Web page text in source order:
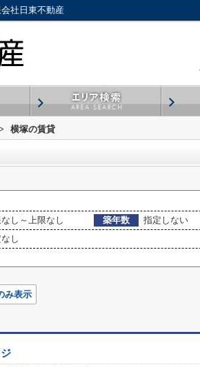
社日東不動産
横塚の賃貸
し～上限なし 築年数
指定しない
し
み表示